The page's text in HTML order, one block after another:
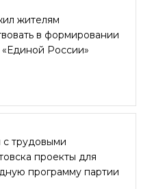
жителям
в формировании
России»
с трудовыми
проекты для
программу партии